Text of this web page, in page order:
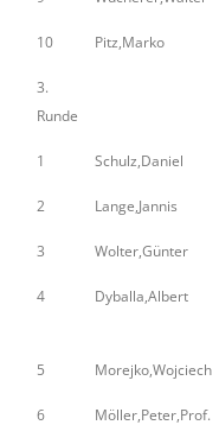
10 Pitz,Marko
3.
Runde
1 Schulz,Daniel
2 Lange,Jannis
3 Wolter,Günter
4 Dyballa,Albert
5 Morejko,Wojciech
6 Möller,Peter,Prof.